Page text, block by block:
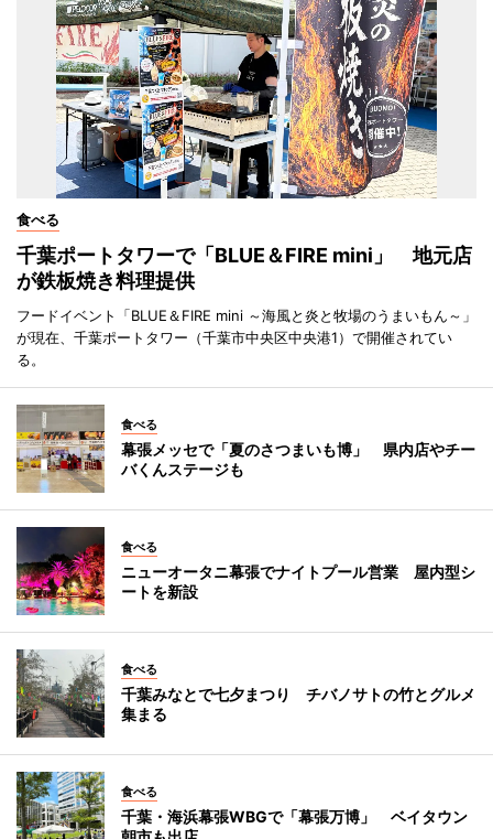
食べる
千葉ポートタワーで「BLUE＆FIRE mini」 地元店
が鉄板焼き料理提供
フードイベント「BLUE＆FIRE mini ～海風と炎と牧場のうまいもん～」
が現在、千葉ポートタワー（千葉市中央区中央港1）で開催されてい
る。
食べる
幕張メッセで「夏のさつまいも博」 県内店やチー
バくんステージも
食べる
ニューオータニ幕張でナイトプール営業 屋内型シ
ートを新設
食べる
千葉みなとで七夕まつり チバノサトの竹とグルメ
集まる
食べる
千葉・海浜幕張WBGで「幕張万博」 ベイタウン